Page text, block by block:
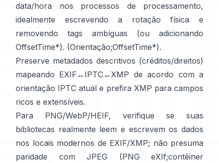
data/hora nos processos de processamento,
idealmente escrevendo a rotação física e
removendo tags ambíguas (ou adicionando
OffsetTime*). (Orientação;OffsetTime*).
Preserve metadados descritivos (créditos/direitos)
mapeando EXIF↔IPTC↔XMP de acordo com a
orientação IPTC atual e prefira XMP para campos
ricos e extensíveis.
Para PNG/WebP/HEIF, verifique se suas
bibliotecas realmente leem e escrevem os dados
nos locais modernos de EXIF/XMP; não presuma
paridade com JPEG (PNG eXIf;contêiner